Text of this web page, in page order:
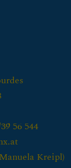
56 544
Manuela Kreipl)